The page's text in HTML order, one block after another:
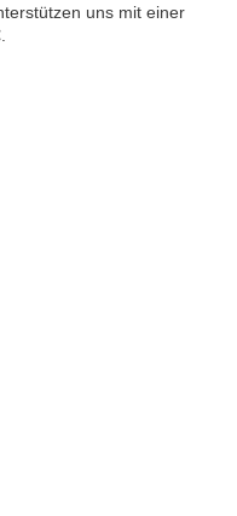
uns mit einer